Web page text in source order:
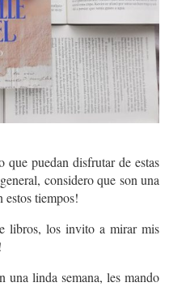
que puedan disfrutar de estas
considero que son una
estos tiempos!
libros, los invito a mirar mis
una linda semana, les mando